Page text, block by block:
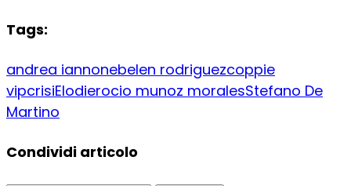
Tags:
andrea iannonebelen rodriguezcoppie
vipcrisiElodierocio munoz moralesStefano De
Martino
Condividi articolo